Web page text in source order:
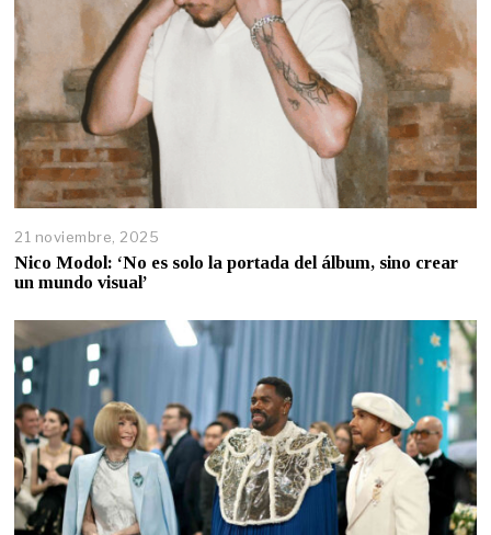
21 noviembre, 2025
Nico Modol: ‘No es solo la portada del álbum, sino crear
un mundo visual’